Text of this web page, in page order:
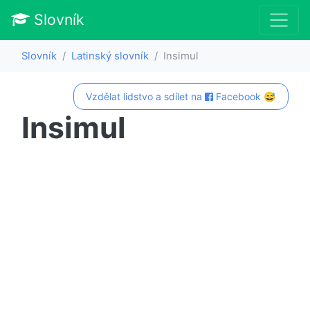
Slovník
Slovník Latinský slovník Insimul
Vzdělat lidstvo a sdílet na Facebook 😅
Insimul